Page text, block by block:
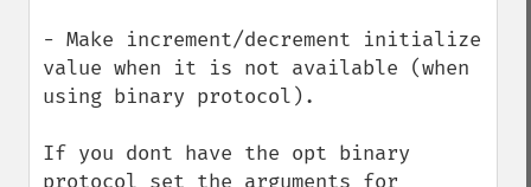
- Make increment/decrement initialize
value when it is not available (when
using binary protocol).
If you dont have the opt binary
protocol set the arguments for